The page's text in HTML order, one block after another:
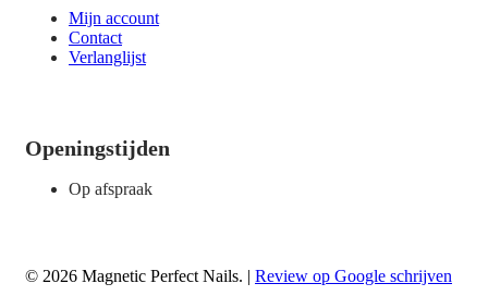
Mijn account
Contact
Verlanglijst
Openingstijden
Op afspraak
© 2026 Magnetic Perfect Nails. | Review op Google schrijven